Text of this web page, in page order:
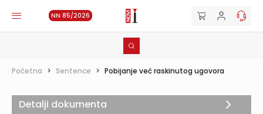
NN 85/2026
Početna > Sentence > Pobijanje već raskinutog ugovora
Detalji dokumenta